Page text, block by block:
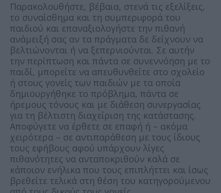
Παρακολουθήστε, βέβαια, στενά τις εξελίξεις,
το συναίσθημα και τη συμπεριφορά του
παιδιού και επαναξιολογήστε την πιθανή
ανάμειξή σας αν τα πράγματα δε δείχνουν να
βελτιώνονται ή να ξεπερνιούνται. Σε αυτήν
την περίπτωση και πάντα σε συνεννόηση με το
παιδί, μπορείτε να απευθυνθείτε στο σχολείο
ή στους γονείς των παιδιών με τα οποία
δημιουργήθηκε το πρόβλημα, πάντα σε
ήρεμους τόνους και με διάθεση συνεργασίας
για τη βέλτιστη διαχείριση της κατάστασης.
Αποφύγετε να έρθετε σε επαφή ή – ακόμα
χειρότερα – σε αντιπαράθεση με τους ίδιους
τους εφήβους αφού υπάρχουν λίγες
πιθανότητες να ανταποκριθούν καλά σε
κάποιον ενήλικα που τους επιπλήττει και ίσως
βρεθείτε τελικά στη θέση του κατηγορούμενου